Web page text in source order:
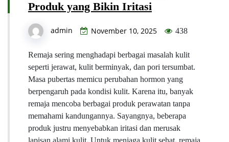
Produk yang Bikin Iritasi
admin November 10, 2025 438
Remaja sering menghadapi berbagai masalah kulit
seperti jerawat, kulit berminyak, dan pori tersumbat.
Masa pubertas memicu perubahan hormon yang
berpengaruh pada kondisi kulit. Karena itu, banyak
remaja mencoba berbagai produk perawatan tanpa
memahami kandungannya. Sayangnya, beberapa
produk justru menyebabkan iritasi dan merusak